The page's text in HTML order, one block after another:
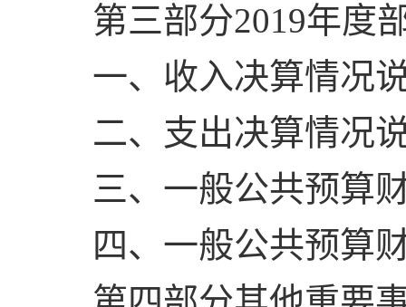
第三部分2019年度
一、收入决算情况
二、支出决算情况
三、一般公共预算
四、一般公共预算